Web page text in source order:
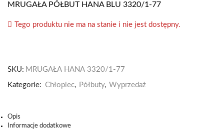
MRUGAŁA PÓŁBUT HANA BLU 3320/1-77
Tego produktu nie ma na stanie i nie jest dostępny.
SKU: MRUGAŁA HANA 3320/1-77
Kategorie: Chłopiec, Półbuty, Wyprzedaż
Opis
Informacje dodatkowe